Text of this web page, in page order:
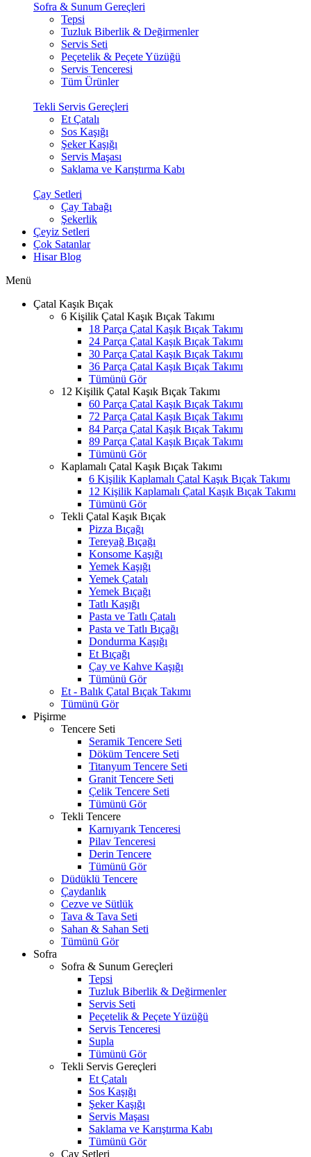
Sofra & Sunum Gereçleri
Tepsi
Tuzluk Biberlik & Değirmenler
Servis Seti
Peçetelik & Peçete Yüzüğü
Servis Tenceresi
Tüm Ürünler
Tekli Servis Gereçleri
Et Çatalı
Sos Kaşığı
Şeker Kaşığı
Servis Maşası
Saklama ve Karıştırma Kabı
Çay Setleri
Çay Tabağı
Şekerlik
Çeyiz Setleri
Çok Satanlar
Hisar Blog
Menü
Çatal Kaşık Bıçak
6 Kişilik Çatal Kaşık Bıçak Takımı
18 Parça Çatal Kaşık Bıçak Takımı
24 Parça Çatal Kaşık Bıçak Takımı
30 Parça Çatal Kaşık Bıçak Takımı
36 Parça Çatal Kaşık Bıçak Takımı
Tümünü Gör
12 Kişilik Çatal Kaşık Bıçak Takımı
60 Parça Çatal Kaşık Bıçak Takımı
72 Parça Çatal Kaşık Bıçak Takımı
84 Parça Çatal Kaşık Bıçak Takımı
89 Parça Çatal Kaşık Bıçak Takımı
Tümünü Gör
Kaplamalı Çatal Kaşık Bıçak Takımı
6 Kişilik Kaplamalı Çatal Kaşık Bıçak Takımı
12 Kişilik Kaplamalı Çatal Kaşık Bıçak Takımı
Tümünü Gör
Tekli Çatal Kaşık Bıçak
Pizza Bıçağı
Tereyağ Bıçağı
Konsome Kaşığı
Yemek Kaşığı
Yemek Çatalı
Yemek Bıçağı
Tatlı Kaşığı
Pasta ve Tatlı Çatalı
Pasta ve Tatlı Bıçağı
Dondurma Kaşığı
Et Bıçağı
Çay ve Kahve Kaşığı
Tümünü Gör
Et - Balık Çatal Bıçak Takımı
Tümünü Gör
Pişirme
Tencere Seti
Seramik Tencere Seti
Döküm Tencere Seti
Titanyum Tencere Seti
Granit Tencere Seti
Çelik Tencere Seti
Tümünü Gör
Tekli Tencere
Karnıyarık Tenceresi
Pilav Tenceresi
Derin Tencere
Tümünü Gör
Düdüklü Tencere
Çaydanlık
Cezve ve Sütlük
Tava & Tava Seti
Sahan & Sahan Seti
Tümünü Gör
Sofra
Sofra & Sunum Gereçleri
Tepsi
Tuzluk Biberlik & Değirmenler
Servis Seti
Peçetelik & Peçete Yüzüğü
Servis Tenceresi
Supla
Tümünü Gör
Tekli Servis Gereçleri
Et Çatalı
Sos Kaşığı
Şeker Kaşığı
Servis Maşası
Saklama ve Karıştırma Kabı
Tümünü Gör
Çay Setleri